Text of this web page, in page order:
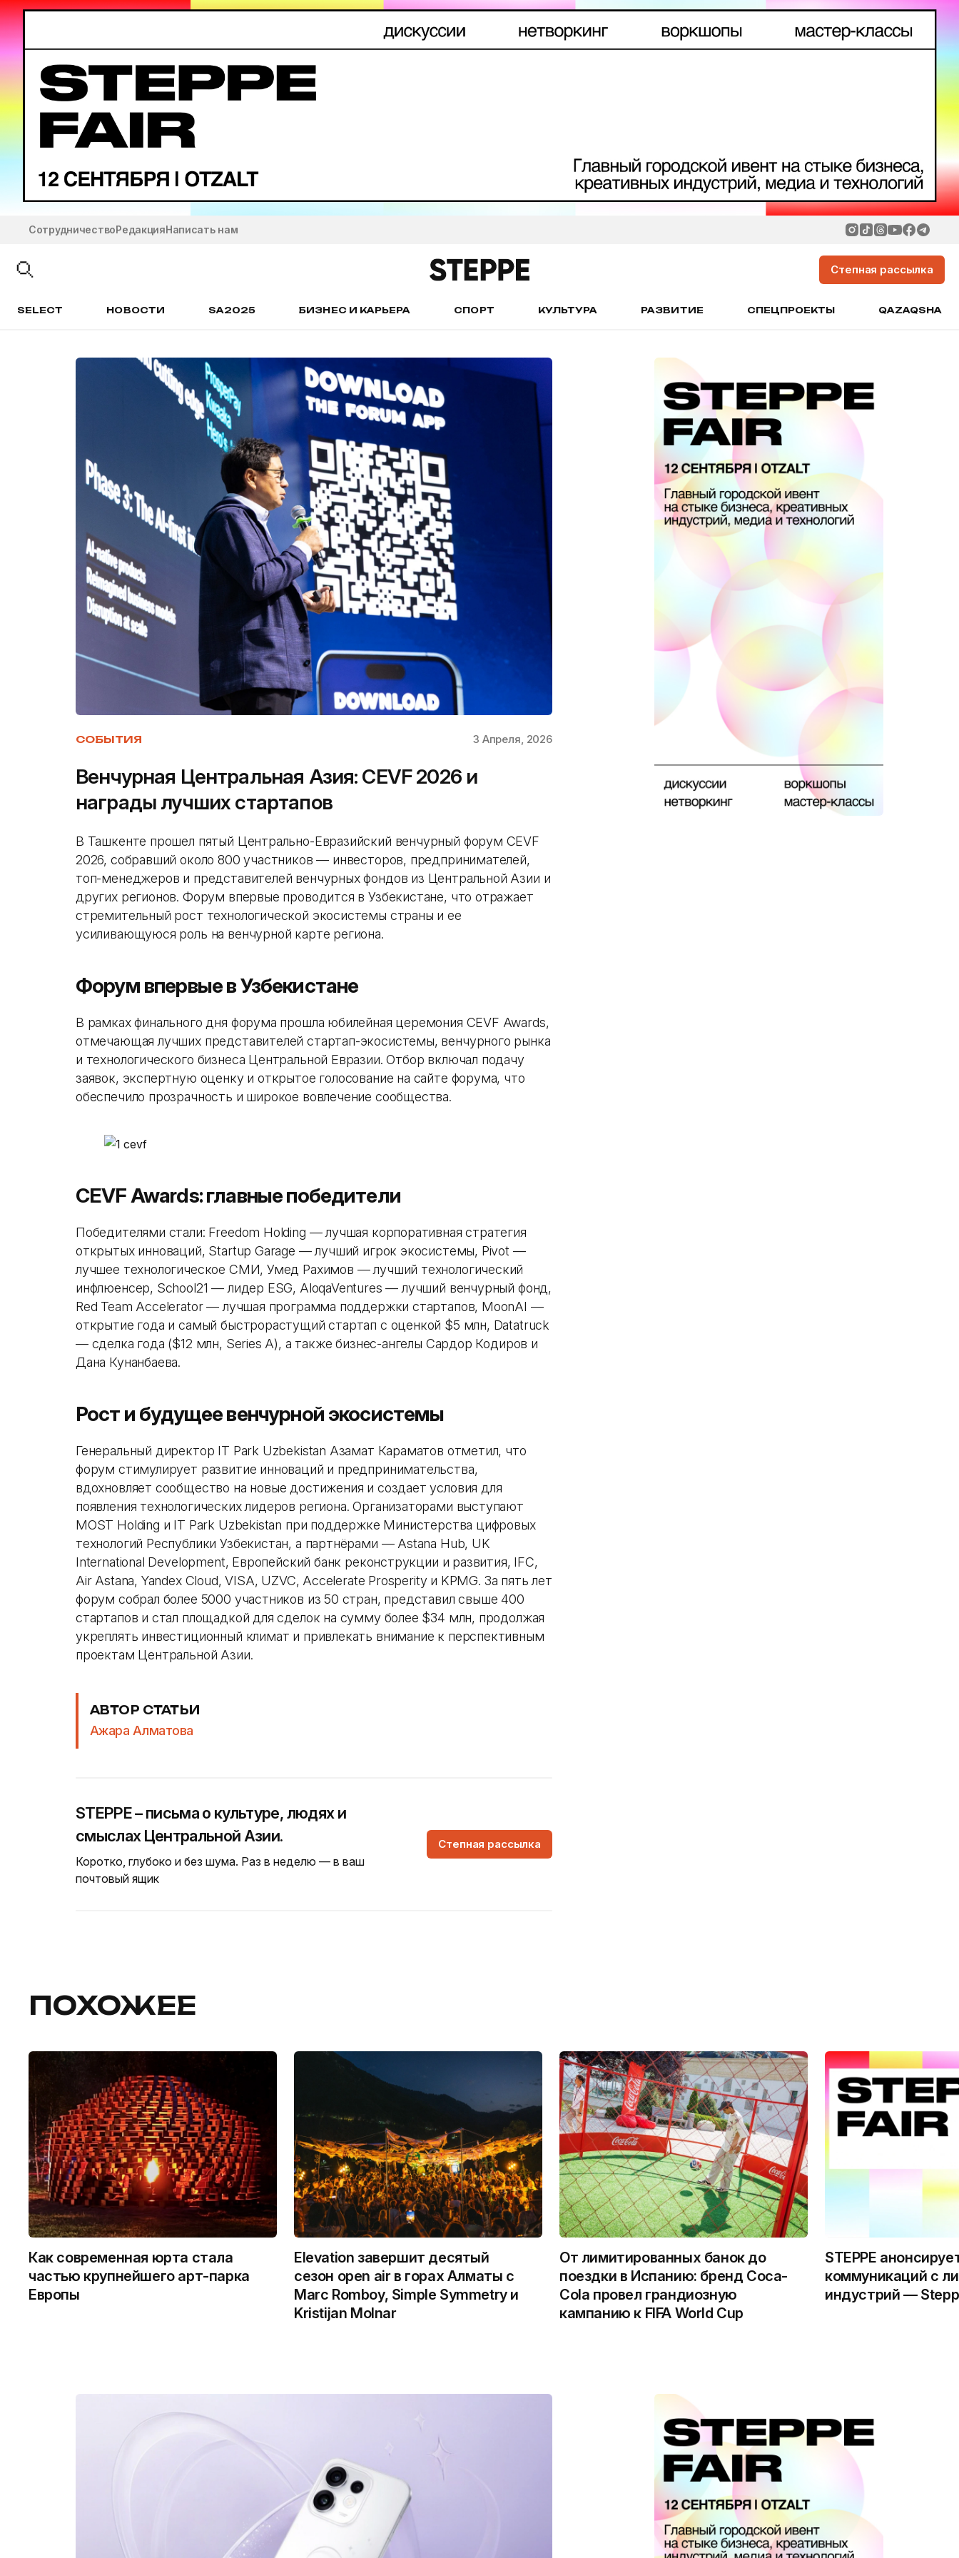
СотрудничествоРедакцияНаписать нам
Степная рассылка
SELECT НОВОСТИ SA2025 БИЗНЕС И КАРЬЕРА СПОРТ КУЛЬТУРА РАЗВИТИЕ СПЕЦПРОЕКТЫ QAZAQSHA
СОБЫТИЯ 3 Апреля, 2026
Венчурная Центральная Азия: CEVF 2026 и
награды лучших стартапов
В Ташкенте прошел пятый Центрально-Евразийский венчурный форум CEVF
2026, собравший около 800 участников — инвесторов, предпринимателей,
топ-менеджеров и представителей венчурных фондов из Центральной Азии и
других регионов. Форум впервые проводится в Узбекистане, что отражает
стремительный рост технологической экосистемы страны и ее
усиливающуюся роль на венчурной карте региона.
Форум впервые в Узбекистане
В рамках финального дня форума прошла юбилейная церемония CEVF Awards,
отмечающая лучших представителей стартап-экосистемы, венчурного рынка
и технологического бизнеса Центральной Евразии. Отбор включал подачу
заявок, экспертную оценку и открытое голосование на сайте форума, что
обеспечило прозрачность и широкое вовлечение сообщества.
CEVF Awards: главные победители
Победителями стали: Freedom Holding — лучшая корпоративная стратегия
открытых инноваций, Startup Garage — лучший игрок экосистемы, Pivot —
лучшее технологическое СМИ, Умед Рахимов — лучший технологический
инфлюенсер, School21 — лидер ESG, AloqaVentures — лучший венчурный фонд,
Red Team Accelerator — лучшая программа поддержки стартапов, MoonAI —
открытие года и самый быстрорастущий стартап с оценкой $5 млн, Datatruck
— сделка года ($12 млн, Series A), а также бизнес-ангелы Сардор Кодиров и
Дана Кунанбаева.
Рост и будущее венчурной экосистемы
Генеральный директор IT Park Uzbekistan Азамат Караматов отметил, что
форум стимулирует развитие инноваций и предпринимательства,
вдохновляет сообщество на новые достижения и создает условия для
появления технологических лидеров региона. Организаторами выступают
MOST Holding и IT Park Uzbekistan при поддержке Министерства цифровых
технологий Республики Узбекистан, а партнёрами — Astana Hub, UK
International Development, Европейский банк реконструкции и развития, IFC,
Air Astana, Yandex Cloud, VISA, UZVC, Accelerate Prosperity и KPMG. За пять лет
форум собрал более 5000 участников из 50 стран, представил свыше 400
стартапов и стал площадкой для сделок на сумму более $34 млн, продолжая
укреплять инвестиционный климат и привлекать внимание к перспективным
проектам Центральной Азии.
АВТОР СТАТЬИ
Ажара Алматова
STEPPE – письма о культуре, людях и
смыслах Центральной Азии.
Коротко, глубоко и без шума. Раз в неделю — в ваш
почтовый ящик
Степная рассылка
ПОХОЖЕЕ
Как современная юрта стала
частью крупнейшего арт-парка
Европы
Elevation завершит десятый
сезон open air в горах Алматы с
Marc Romboy, Simple Symmetry и
Kristijan Molnar
От лимитированных банок до
поездки в Испанию: бренд Coca-
Cola провел грандиозную
кампанию к FIFA World Cup
STEPPE
коммуникаций с
индустрий —